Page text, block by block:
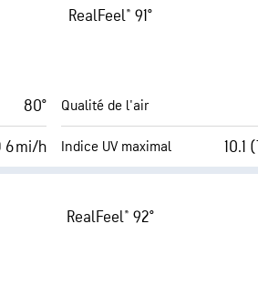
9 (Très
Couverture nuageuse
Plafond nuageux
RealFeel® 91°
80°
6 mi/h
Qualité de l'air
Indice UV maximal 10.1
Index™
Couverture nuageuse
RealFeel® 92°